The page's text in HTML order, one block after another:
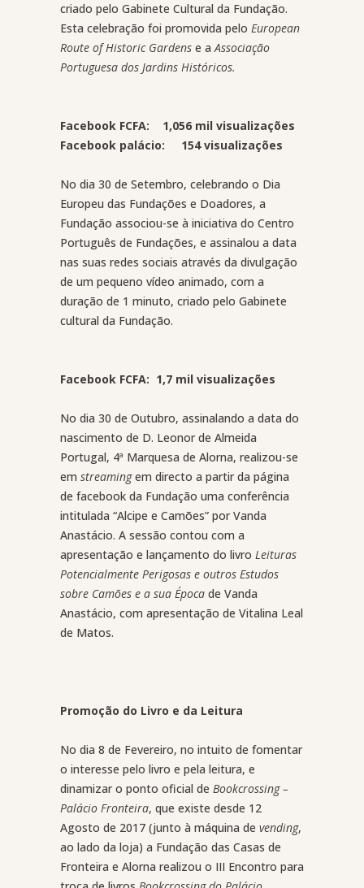
criado pelo Gabinete Cultural da Fundação.
Esta celebração foi promovida pelo European
Route of Historic Gardens e aAssociação
Portuguesa dos Jardins Históricos.
Facebook FCFA: 1,056 mil visualizações
Facebook palácio: 154 visualizações
No dia 30 de Setembro, celebrando o Dia
Europeu das Fundações e Doadores, a
Fundação associou-se à iniciativa do Centro
Português de Fundações, e assinalou a data
nas suas redes sociais através da divulgação
de um pequeno vídeo animado, com a
duração de 1 minuto, criado pelo Gabinete
cultural da Fundação.
Facebook FCFA: 1,7 mil visualizações
No dia 30 de Outubro, assinalando a data do
nascimento de D. Leonor de Almeida
Portugal, 4ª Marquesa de Alorna, realizou-se
em streamingem directo a partir da página
de facebook da Fundação uma conferência
intitulada “Alcipe e Camões” por Vanda
Anastácio. A sessão contou com a
apresentação e lançamento do livro Leituras
Potencialmente Perigosas e outros Estudos
sobre Camões e a sua Época de Vanda
Anastácio, com apresentação de Vitalina Leal
de Matos.
Promoção do Livro e da Leitura
No dia 8 de Fevereiro, no intuito de fomentar
o interesse pelo livro e pela leitura, e
dinamizar o ponto oficial de Bookcrossing –
Palácio Fronteira, que existe desde 12
Agosto de 2017 (junto à máquina de vending,
ao lado da loja) a Fundação das Casas de
Fronteira e Alorna realizou o III Encontro para